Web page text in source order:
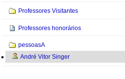
Professores Visitantes
Professores honorários
pessoasA
André Vitor Singer